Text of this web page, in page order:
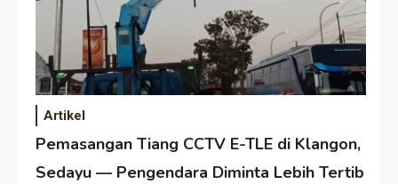
Artikel
Pemasangan Tiang CCTV E-TLE di Klangon,
Sedayu — Pengendara Diminta Lebih Tertib